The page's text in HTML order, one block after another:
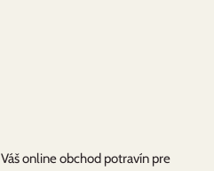
online obchod potravín pre